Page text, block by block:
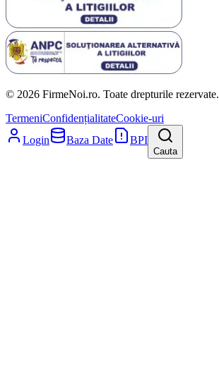
© 2026 FirmeNoi.ro. Toate drepturile rezervate.
TermeniConfidențialitateCookie-uri
Login
Baza Date BPI
Cauta